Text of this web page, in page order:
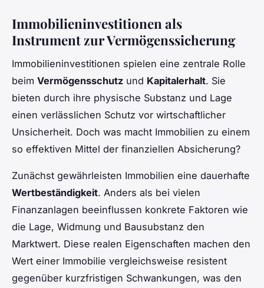
Immobilieninvestitionen als
Instrument zur Vermögenssicherung
Immobilieninvestitionen spielen eine zentrale Rolle
beim Vermögensschutz und Kapitalerhalt. Sie
bieten durch ihre physische Substanz und Lage
einen verlässlichen Schutz vor wirtschaftlicher
Unsicherheit. Doch was macht Immobilien zu einem
so effektiven Mittel der finanziellen Absicherung?
Zunächst gewährleisten Immobilien eine dauerhafte
Wertbeständigkeit. Anders als bei vielen
Finanzanlagen beeinflussen konkrete Faktoren wie
die Lage, Widmung und Bausubstanz den
Marktwert. Diese realen Eigenschaften machen den
Wert einer Immobilie vergleichsweise resistent
gegenüber kurzfristigen Schwankungen, was den